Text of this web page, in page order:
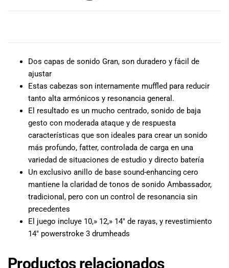
o haz tu
línea a través
de nuestra
página web y
recibe tu
pedido en la
comodidad de
tu hogar.
¡Descubre el
mundo de la
música con
Import Music
Dos capas de sonido Gran, son duradero y fácil de
ajustar
Estas cabezas son internamente muffled para reducir
tanto alta armónicos y resonancia general.
El resultado es un mucho centrado, sonido de baja
gesto con moderada ataque y de respuesta
características que son ideales para crear un sonido
más profundo, fatter, controlada de carga en una
variedad de situaciones de estudio y directo batería
Un exclusivo anillo de base sound-enhancing cero
mantiene la claridad de tonos de sonido Ambassador,
tradicional, pero con un control de resonancia sin
precedentes
El juego incluye 10,» 12,» 14″ de rayas, y revestimiento
14″ powerstroke 3 drumheads
Productos relacionados